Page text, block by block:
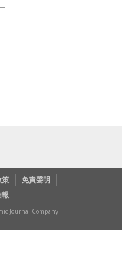
策
免責聲明
Journal Company